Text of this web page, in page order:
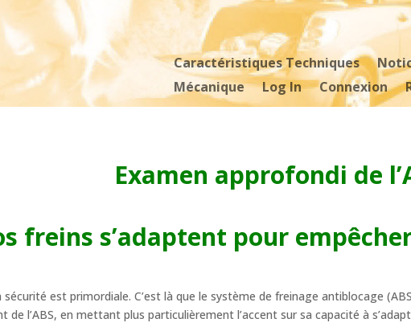
Caractéristiques Techniques
Mécanique
Log In Connexion
Examen approfondi de
freins s’adaptent pour
sécurité est primordiale. C’est là que le système de freinage antiblocage
l’ABS, en mettant plus particulièrement l’accent sur sa capacité à